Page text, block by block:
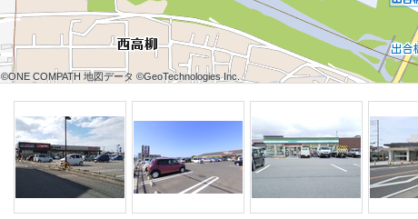
©ONE COMPATH 地図データ ©GeoTechnologies Inc.
©ONE COMPATH 地図データ ©GeoTechnologies Inc.
©ONE COMPATH 地図データ ©GeoTechnologies Inc.
©ONE COMPATH 地図データ ©GeoTechnologies Inc.
©ONE COMPATH 地図データ ©GeoTechnologies Inc.
©ONE COMPATH 地図データ ©GeoTechnologies Inc.
©ONE COMPATH 地図データ ©GeoTechnologies Inc.
©ONE COMPATH 地図データ ©GeoTechnologies Inc.
©ONE COMPATH 地図データ ©GeoTechnologies Inc.